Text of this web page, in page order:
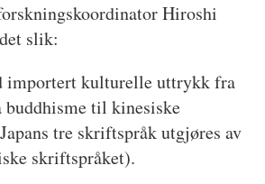
Hiroshi
slik:
importert kulturelle uttrykk fra
til kinesiske
tre skriftspråk utgjøres av
skriftspråket).